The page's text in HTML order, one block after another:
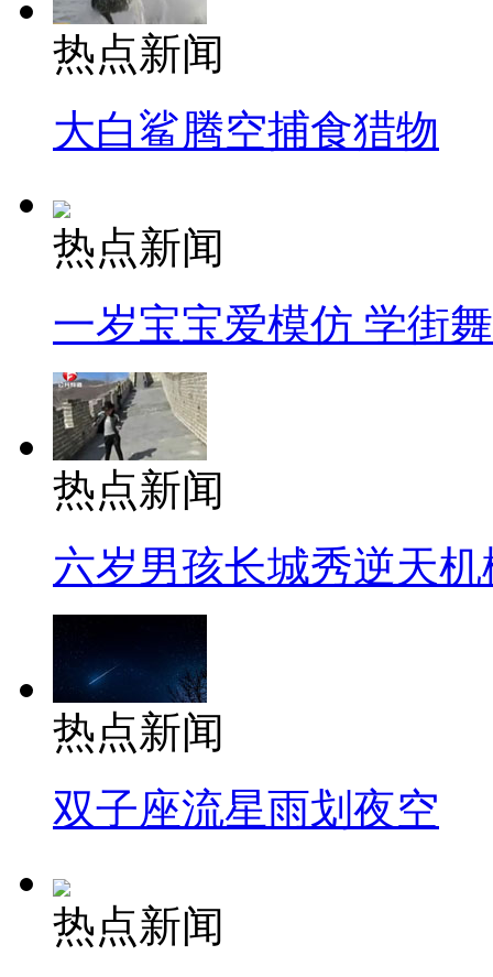
热点新闻
大白鲨腾空捕食猎物
热点新闻
一岁宝宝爱模仿 学街
热点新闻
六岁男孩长城秀逆天机
热点新闻
双子座流星雨划夜空
热点新闻